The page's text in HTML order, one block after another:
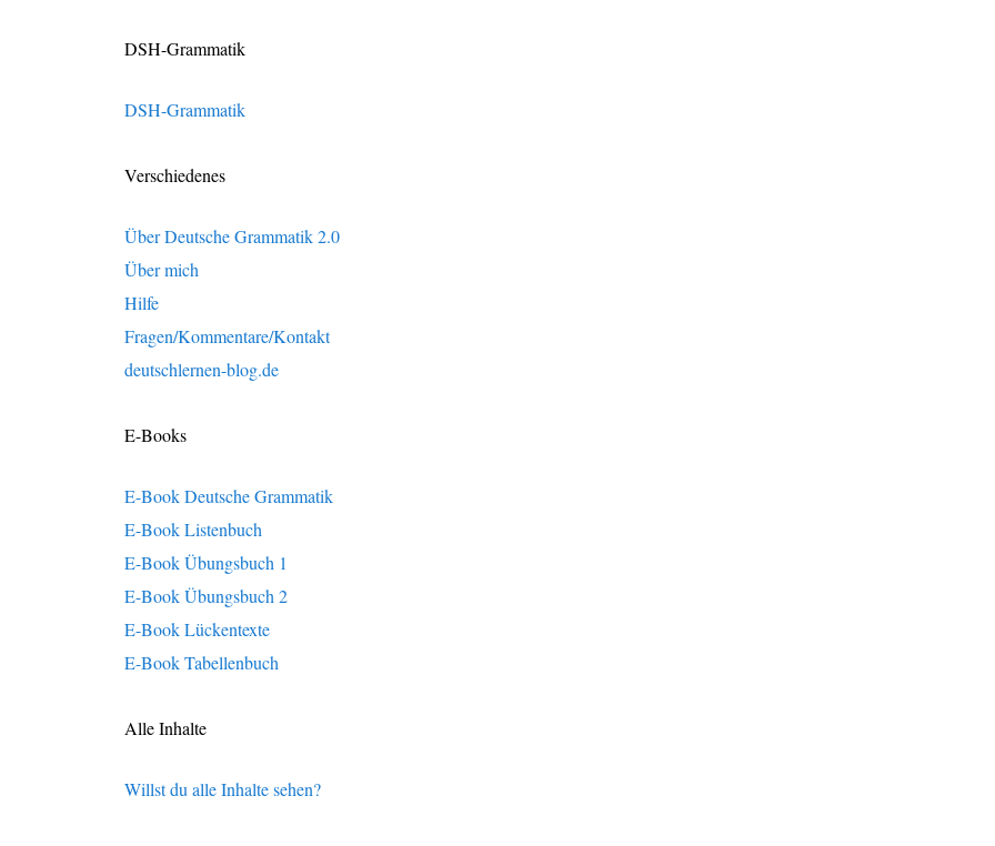
DSH-Grammatik
DSH-Grammatik
Verschiedenes
Über Deutsche Grammatik 2.0
Über mich
Hilfe
Fragen/Kommentare/Kontakt
deutschlernen-blog.de
E-Books
E-Book Deutsche Grammatik
E-Book Listenbuch
E-Book Übungsbuch 1
E-Book Übungsbuch 2
E-Book Lückentexte
E-Book Tabellenbuch
Alle Inhalte
Willst du alle Inhalte sehen?